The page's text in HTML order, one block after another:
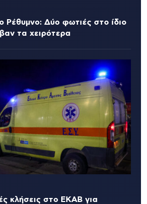
Ρέθυμνο: Δύο φωτιές στο ίδιο
τα χειρότερα
κλήσεις στο ΕΚΑΒ για